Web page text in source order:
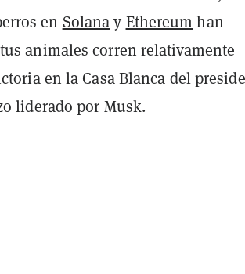
en Solanay Ethereum han
animales corren relativamente
en la Casa Blanca del
liderado por Musk.